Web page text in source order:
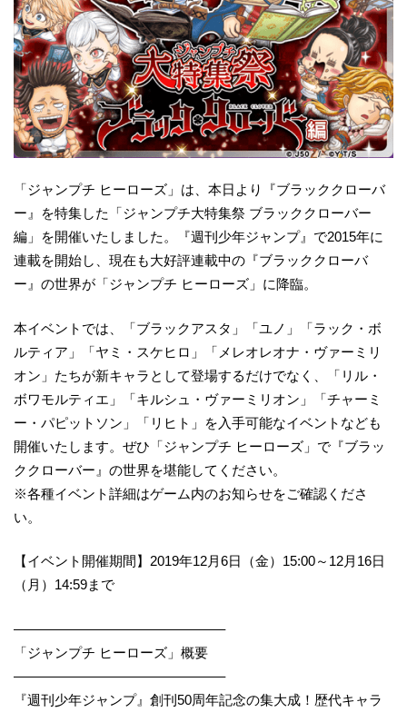
「ジャンプチ ヒーローズ」は、本日より『ブラッククローバ
ー』を特集した「ジャンプチ大特集祭 ブラッククローバー
編」を開催いたしました。『週刊少年ジャンプ』で2015年に
連載を開始し、現在も大好評連載中の『ブラッククローバ
ー』の世界が「ジャンプチ ヒーローズ」に降臨。
本イベントでは、「ブラックアスタ」「ユノ」「ラック・ボ
ルティア」「ヤミ・スケヒロ」「メレオレオナ・ヴァーミリ
オン」たちが新キャラとして登場するだけでなく、「リル・
ボワモルティエ」「キルシュ・ヴァーミリオン」「チャーミ
ー・パピットソン」「リヒト」を入手可能なイベントなども
開催いたします。ぜひ「ジャンプチ ヒーローズ」で『ブラッ
ククローバー』の世界を堪能してください。
※各種イベント詳細はゲーム内のお知らせをご確認くださ
い。
【イベント開催期間】2019年12月6日（金）15:00～12月16日
（月）14:59まで
———————————————–
「ジャンプチ ヒーローズ」概要
———————————————–
『週刊少年ジャンプ』創刊50周年記念の集大成！歴代キャラ